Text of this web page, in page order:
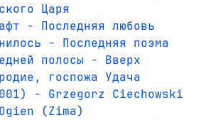
Царя
- Последняя любовь
- Последняя поэма
полосы - Вверх
госпожа Удача
- Grzegorz Ciechowski
(Zima)